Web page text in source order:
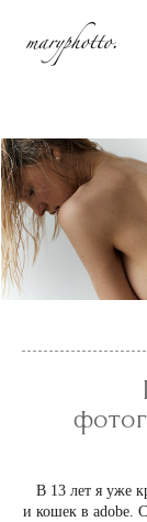
В 13 лет я уже
и кошек в adobe.